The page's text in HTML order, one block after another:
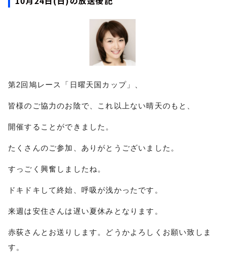
第2回鳩レース「日曜天国カップ」、
皆様のご協力のお陰で、これ以上ない晴天のもと、
開催することができました。
たくさんのご参加、ありがとうございました。
すっごく興奮しましたね。
ドキドキして終始、呼吸が浅かったです。
来週は安住さんは遅い夏休みとなります。
赤荻さんとお送りします。どうかよろしくお願い致しま
す。